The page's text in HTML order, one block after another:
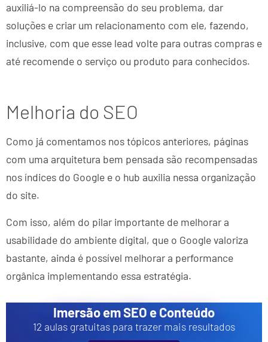
auxiliá-lo na compreensão do seu problema, dar
soluções e criar um relacionamento com ele, fazendo,
inclusive, com que esse lead volte para outras compras e
até recomende o serviço ou produto para conhecidos.
Melhoria do SEO
Como já comentamos nos tópicos anteriores, páginas
com uma arquitetura bem pensada são recompensadas
nos índices do Google e o hub auxilia nessa organização
do site.
Com isso, além do pilar importante de melhorar a
usabilidade do ambiente digital, que o Google valoriza
bastante, ainda é possível melhorar a performance
orgânica implementando essa estratégia.
Imersão em SEO e Conteúdo
12 aulas gratuitas para trazer mais resultados